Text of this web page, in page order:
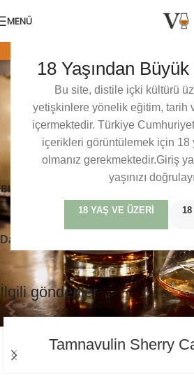
18 Yaşından
Bu site, distile içki kültürü
yetişkinlere yönelik eğitim, tarih
içermektedir. Türkiye
içerikleri görüntülemek için 18
olmanız gerekmektedir.Giriş
yaşınızı
18 YAŞ VE ÜZERI 18
MENÜ
TADIM NOTLARI
Chivas Regal House of
Baris MercanAçık 27/
Bu içerik sadece üyelerimize özeldir.
özel tadım notlarına, detaylı
içeriklere erişmek için lütfen giriş
Blended
Daha yeni
İlgili gönderiler
Tamnavulin Sherry